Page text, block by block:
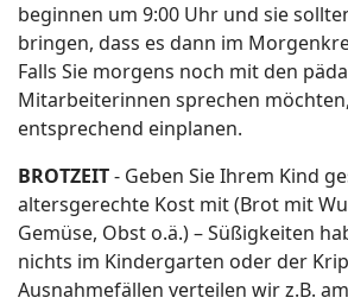
beginnen um 9:00 Uhr und sie
bringen, dass es dann im
Falls Sie morgens noch mit den
Mitarbeiterinnen sprechen
entsprechend einplanen.
BROTZEIT- Geben Sie Ihrem Kind
altersgerechte Kost mit (Brot mit
Gemüse, Obst o.ä.) – Süßigkeiten
nichts im Kindergarten oder der
Ausnahmefällen verteilen wir z.B.